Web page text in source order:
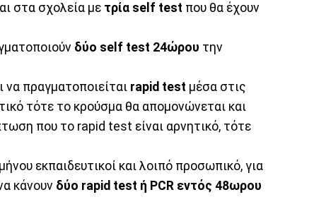
στα σχολεία με τρία self test που θα έχουν
δύο self test 24ώρου την
να πραγματοποιείται rapid test μέσα στις
τότε το κρούσμα θα απομονώνεται και
που το rapid test είναι αρνητικό, τότε
εκπαιδευτικοί και λοιπό προσωπικό, για
κάνουν δύο rapid test ή PCR εντός 48ωρου